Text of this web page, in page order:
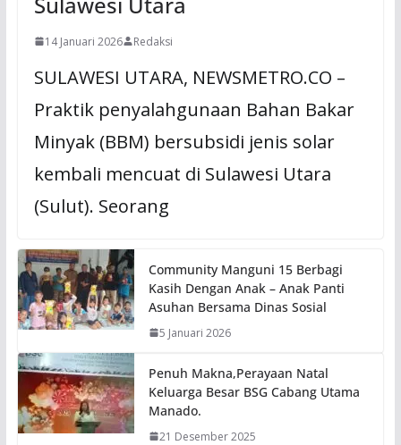
14 Januari 2026 Redaksi
SULAWESI UTARA, NEWSMETRO.CO –
Praktik penyalahgunaan Bahan Bakar
Minyak (BBM) bersubsidi jenis solar
kembali mencuat di Sulawesi Utara
(Sulut). Seorang
Community Manguni 15 Berbagi
Kasih Dengan Anak – Anak Panti
Asuhan Bersama Dinas Sosial
5 Januari 2026
Penuh Makna,Perayaan Natal
Keluarga Besar BSG Cabang Utama
Manado.
21 Desember 2025